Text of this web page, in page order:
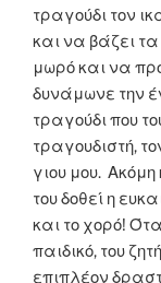
τραγούδι τον
και να βάζει
μωρό και να
δυνάμωνε την
τραγούδι που
τραγουδιστή,
γιου μου.
του δοθεί η
και το χορό!
παιδικό, του
επιπλέον